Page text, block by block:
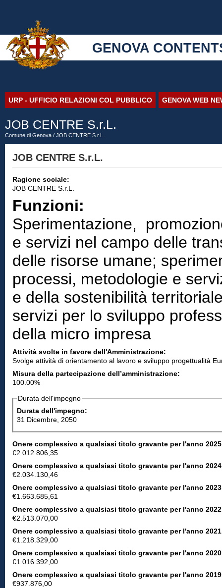
GENOVA
URP - UFFICIO RELAZIONI COL PUBBLICO GENOVA WEB
JOB CENTRE S.r.L.
Comune di Genova / JOB CENTRE S.r.L.
JOB CENTRE S.r.L.
Ragione sociale:
JOB CENTRE S.r.L.
Funzioni:
Sperimentazione,
e servizi nel campo delle
delle risorse umane;
processi, metodologie e
e della sostenibilità
servizi per lo sviluppo
della micro impresa
Attività svolte in favore dell'Amministrazione:
Svolge attività di orientamento al lavoro e sviluppo progettualità
Misura della partecipazione dell’amministrazione:
100.00%
Durata dell'impegno
Durata dell'impegno:
31 Dicembre, 2050
Onere complessivo a qualsiasi titolo gravante per l'anno
€2.012.806,35
Onere complessivo a qualsiasi titolo gravante per l'anno
€2.034.130,46
Onere complessivo a qualsiasi titolo gravante per l'anno
€1.663.685,61
Onere complessivo a qualsiasi titolo gravante per l'anno
€2.513.070,00
Onere complessivo a qualsiasi titolo gravante per l'anno
€1.218.329,00
Onere complessivo a qualsiasi titolo gravante per l'anno
€1.016.392,00
Onere complessivo a qualsiasi titolo gravante per l'anno
€937.876,00